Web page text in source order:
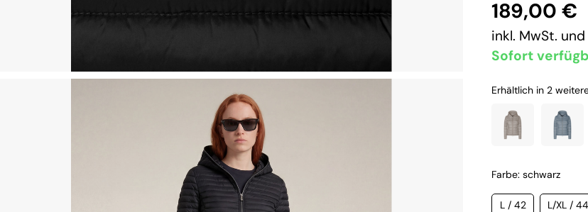
189,00 €
inkl. MwSt. und
Sofort
Erhältlich in 2
Farbe: schwarz
L / 42 L/XL / 44